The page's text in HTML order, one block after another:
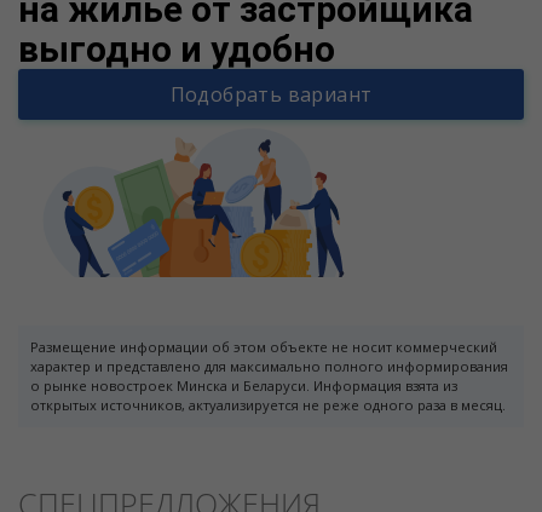
на жилье от застройщика
выгодно и удобно
Подобрать вариант
Размещение информации об этом объекте не носит коммерческий
характер и представлено для максимально полного информирования
о рынке новостроек Минска и Беларуси. Информация взята из
открытых источников, актуализируется не реже одного раза в месяц.
СПЕЦПРЕДЛОЖЕНИЯ